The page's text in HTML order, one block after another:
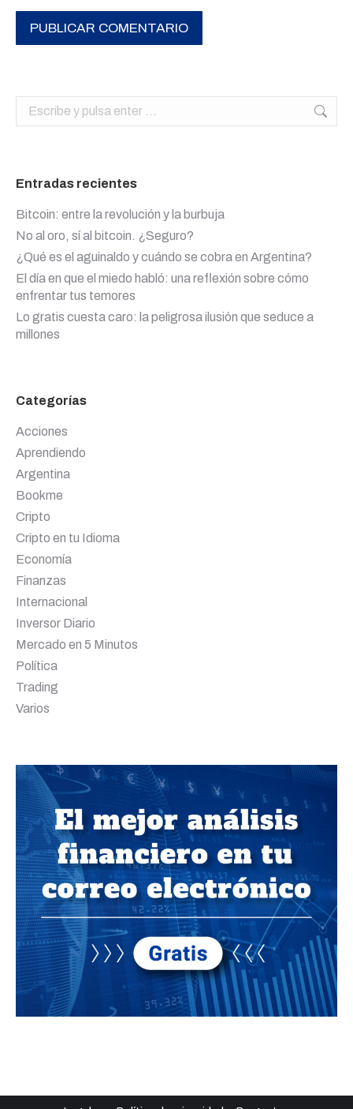
PUBLICAR COMENTARIO
Buscar:
Entradas recientes
Bitcoin: entre la revolución y la burbuja
No al oro, sí al bitcoin. ¿Seguro?
¿Qué es el aguinaldo y cuándo se cobra en Argentina?
El día en que el miedo habló: una reflexión sobre cómo
enfrentar tus temores
Lo gratis cuesta caro: la peligrosa ilusión que seduce a
millones
Categorías
Acciones
Aprendiendo
Argentina
Bookme
Cripto
Cripto en tu Idioma
Economía
Finanzas
Internacional
Inversor Diario
Mercado en 5 Minutos
Política
Trading
Varios